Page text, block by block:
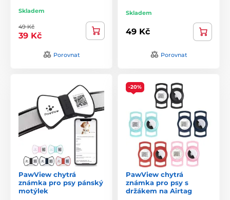
Skladem
49 Kč
39 Kč
Porovnat
Skladem
49 Kč
Porovnat
PawView chytrá
známka pro psy pánský
motýlek
-20%
PawView chytrá
známka pro psy s
držákem na Airtag